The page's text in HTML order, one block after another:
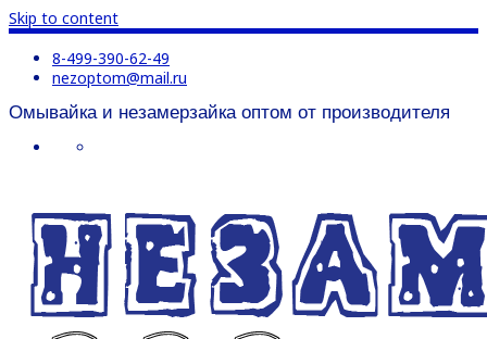
Skip to content
8-499-390-62-49
nezoptom@mail.ru
Омывайка и незамерзайка оптом от производителя